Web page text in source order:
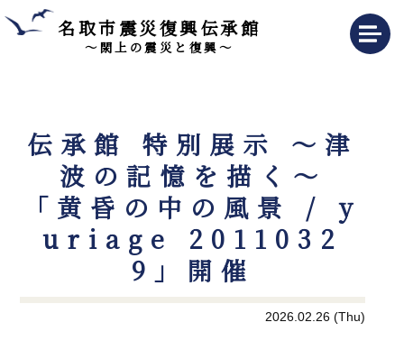
名取市震災復興伝承館
～閖上の震災と復興～
伝承館 特別展示 ～津
波の記憶を描く～
「黄昏の中の風景 / y
uriage 2011032
9」開催
2026.02.26 (Thu)